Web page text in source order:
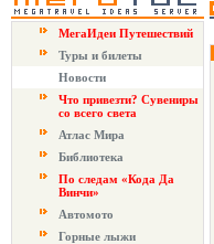
МегаИдеи Путешествий
Туры и билеты
Новости
Что привезти? Сувениры
со всего света
Атлас Мира
Библиотека
По следам «Кода Да
Винчи»
Автомото
Горные лыжи